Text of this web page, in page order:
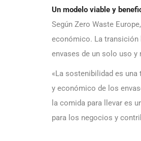
Un modelo viable y
Según Zero Waste
económico. La transición
envases de un solo uso
«La sostenibilidad es
y económico de los
la comida para llevar es
para los negocios y